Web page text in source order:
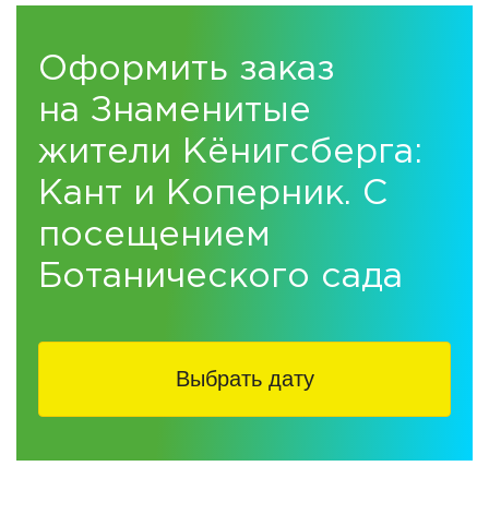
Оформить заказ
на Знаменитые
жители Кёнигсберга:
Кант и Коперник. С
посещением
Ботанического сада
Выбрать дату